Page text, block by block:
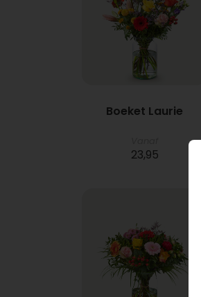
Boeket Laurie
23,95